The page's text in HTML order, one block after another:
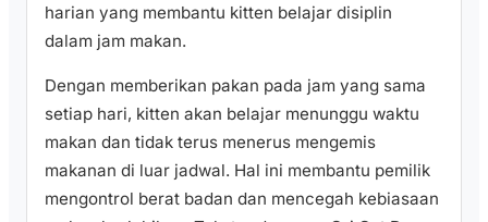
harian yang membantu kitten belajar disiplin
dalam jam makan.
Dengan memberikan pakan pada jam yang sama
setiap hari, kitten akan belajar menunggu waktu
makan dan tidak terus menerus mengemis
makanan di luar jadwal. Hal ini membantu pemilik
mengontrol berat badan dan mencegah kebiasaan